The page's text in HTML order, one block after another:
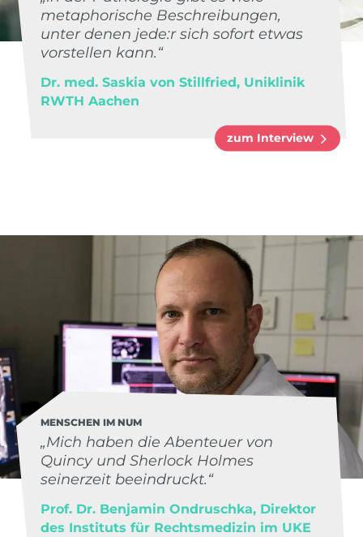
metaphorische Beschreibungen,
unter denen jede:r sich sofort etwas
vorstellen kann.“
Dr. med. Saskia von Stillfried, Uniklinik
RWTH Aachen
zum Interview
MENSCHEN IM NUM
„Mich haben die Abenteuer von
Quincy und Sherlock Holmes
seinerzeit beeindruckt.“
Prof. Dr. Benjamin Ondruschka, Direktor
des Instituts für Rechtsmedizin im UKE